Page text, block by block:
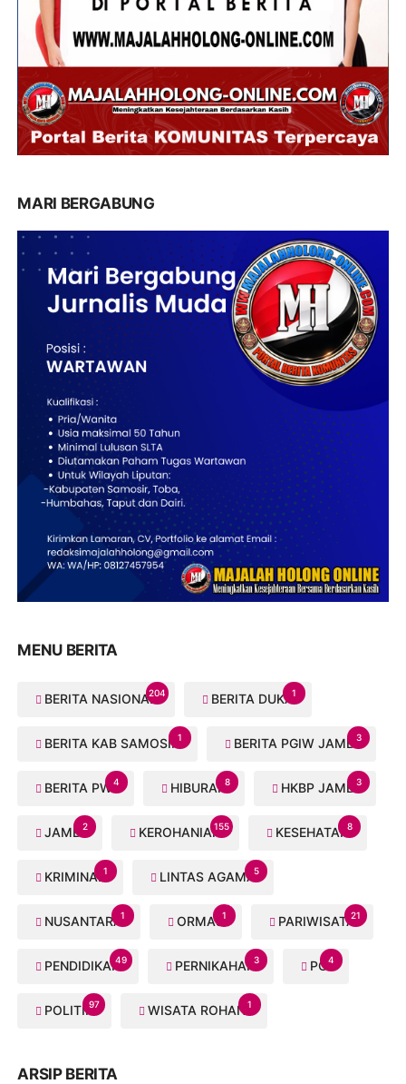
MARI BERGABUNG
MENU BERITA
BERITA NASIONAL204 BERITA DUKA1
BERITA KAB SAMOSIR1 BERITA PGIW JAMBI3
BERITA PWI4 HIBURAN8 HKBP JAMBI3
JAMBI2 KEROHANIAN155 KESEHATAN8
KRIMINAL1 LINTAS AGAMA5
NUSANTARA1 ORMAS1 PARIWISATA21
PENDIDIKAN49 PERNIKAHAN3 PGI4
POLITIK97 WISATA ROHANI1
ARSIP BERITA